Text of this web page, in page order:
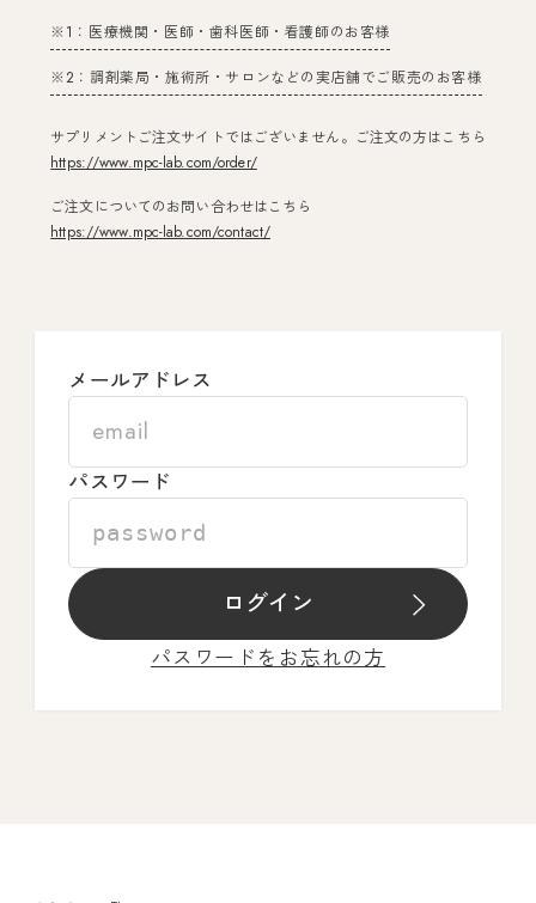
※1：医療機関・医師・歯科医師・看護師のお客様
※2：調剤薬局・施術所・サロンなどの実店舗でご販売のお客様
サプリメントご注文サイトではございません。ご注文の方はこちら
https://www.mpc-lab.com/order/
ご注文についてのお問い合わせはこちら
https://www.mpc-lab.com/contact/
メールアドレス
パスワード
ログイン
パスワードをお忘れの方